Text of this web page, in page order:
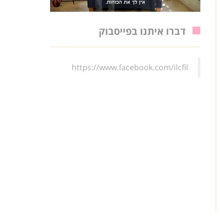
דברו איתנו בפייסבוק
https://www.facebook.com/ilcfil